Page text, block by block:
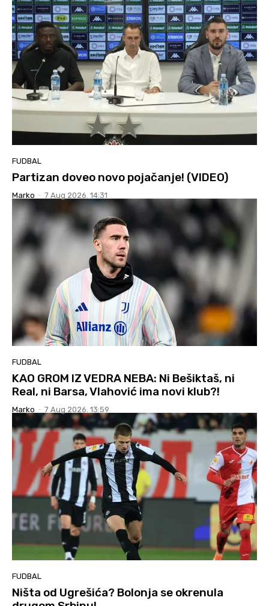
FUDBAL
Partizan doveo novo pojačanje! (VIDEO)
Marko - 7 Aug 2026. 14:31
FUDBAL
KAO GROM IZ VEDRA NEBA: Ni Bešiktaš, ni
Real, ni Barsa, Vlahović ima novi klub?!
Marko - 7 Aug 2026. 13:59
FUDBAL
Ništa od Ugrešića? Bolonja se okrenula